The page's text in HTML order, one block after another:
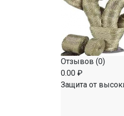
Отзывов (0)
0.00 ₽
Защита от